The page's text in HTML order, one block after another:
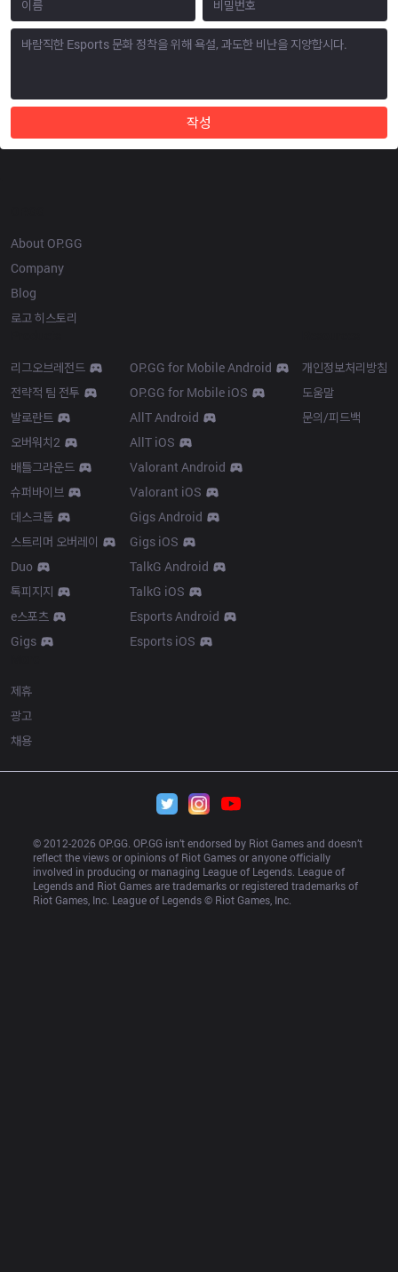
작성
About OP.GG
Company
Blog
로고 히스토리
리그오브레전드
전략적 팀 전투
발로란트
오버워치2
배틀그라운드
슈퍼바이브
데스크톱
스트리머 오버레이
Duo
톡피지지
e스포츠
Gigs
OP.GG for Mobile Android
OP.GG for Mobile iOS
AllT Android
AllT iOS
Valorant Android
Valorant iOS
Gigs Android
Gigs iOS
TalkG Android
TalkG iOS
Esports Android
Esports iOS
개인정보처리방침
도움말
문의/피드백
제휴
광고
채용
© 2012-2026 OP.GG. OP.GG isn’t endorsed by Riot Games and doesn’t
reflect the views or opinions of Riot Games or anyone officially
involved in producing or managing League of Legends. League of
Legends and Riot Games are trademarks or registered trademarks of
Riot Games, Inc. League of Legends © Riot Games, Inc.